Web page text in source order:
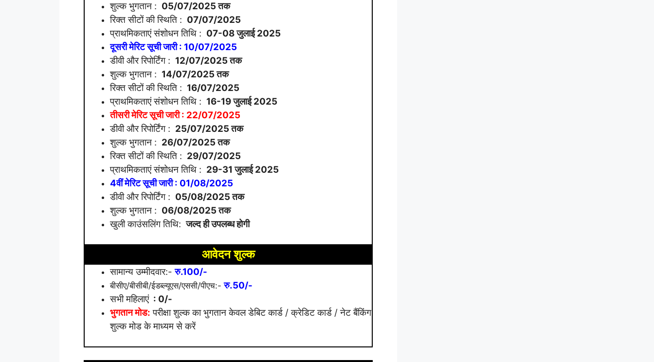
शुल्क भुगतान : 05/07/2025 तक
रिक्त सीटों की स्थिति : 07/07/2025
प्राथमिकताएं संशोधन तिथि : 07-08 जुलाई 2025
दूसरी मेरिट सूची जारी : 10/07/2025
डीवी और रिपोर्टिंग : 12/07/2025 तक
शुल्क भुगतान : 14/07/2025 तक
रिक्त सीटों की स्थिति : 16/07/2025
प्राथमिकताएं संशोधन तिथि : 16-19 जुलाई 2025
तीसरी मेरिट सूची जारी : 22/07/2025
डीवी और रिपोर्टिंग : 25/07/2025 तक
शुल्क भुगतान : 26/07/2025 तक
रिक्त सीटों की स्थिति : 29/07/2025
प्राथमिकताएं संशोधन तिथि : 29-31 जुलाई 2025
4वीं मेरिट सूची जारी : 01/08/2025
डीवी और रिपोर्टिंग : 05/08/2025 तक
शुल्क भुगतान : 06/08/2025 तक
खुली काउंसलिंग तिथि:जल्द ही उपलब्ध होगी
आवेदन शुल्क
सामान्य उम्मीदवार:-रु.100/-
बीसीए/बीसीबी/ईडब्ल्यूएस/एससी/पीएच:-रु.50/-
सभी महिलाएं : 0/-
भुगतान मोड: परीक्षा शुल्क का भुगतान केवल डेबिट कार्ड / क्रेडिट कार्ड / नेट बैंकिंग
शुल्क मोड के माध्यम से करें